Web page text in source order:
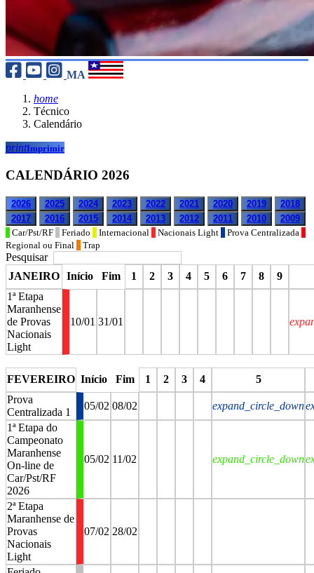
MA
home
Técnico
Calendário
printImprimir
CALENDÁRIO 2026
2026 2025 2024 2023 2022 2021 2020 2019
2018
2017
2016 2015 2014 2013 2012 2011 2010
2009
Car/Pst/RF
Feriado Internacional Nacionais Light
Prova Centralizada
Regional ou Final
Trap
Pesquisar
JANEIRO Início Fim 1 2 3 4 5 6 7 8
9
1ª Etapa
Maranhense
de Provas
Nacionais
Light
10/01 31/01
FEVEREIRO Início Fim 1 2 3 4
5
Prova
Centralizada 1
05/02 08/02 expand_circle_down
1ª Etapa do
Campeonato
Maranhense
On-line de
Car/Pst/RF
2026
05/02 11/02 expand_circle_down
2ª Etapa
Maranhense de
Provas
Nacionais
Light
07/02 28/02